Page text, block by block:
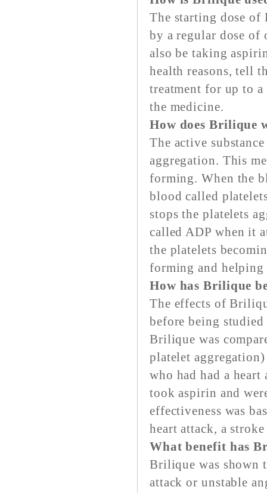
The starting dose
by a regular dose of
also be taking
health reasons, tell
treatment for up to
the medicine.
How does Brilique
The active
aggregation. This
forming. When the
blood called
stops the platelets
called ADP when it
the platelets
forming and helping
How has Brilique
The effects of
before being
Brilique was
platelet
who had had a
took aspirin and
effectiveness was
heart attack, a
What benefit has
Brilique was shown
attack or unstable